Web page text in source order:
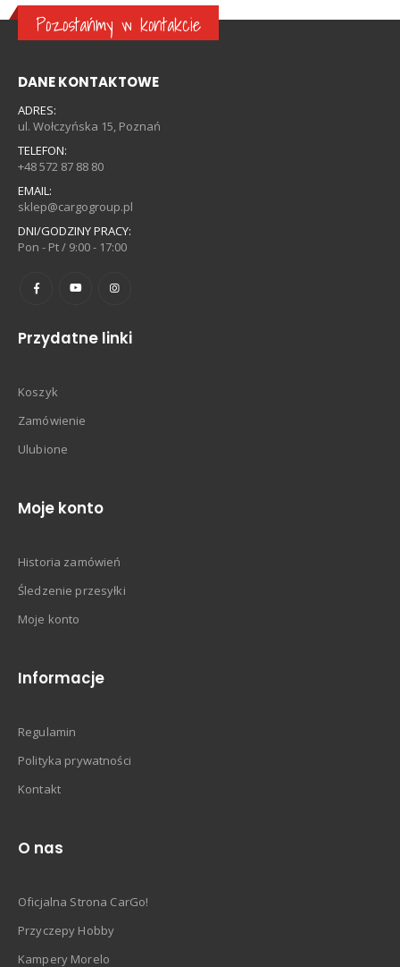
Pozostańmy w kontakcie
DANE KONTAKTOWE
ADRES:
ul. Wołczyńska 15, Poznań
TELEFON:
+48 572 87 88 80
EMAIL:
sklep@cargogroup.pl
DNI/GODZINY PRACY:
Pon - Pt / 9:00 - 17:00
Przydatne linki
Koszyk
Zamówienie
Ulubione
Moje konto
Historia zamówień
Śledzenie przesyłki
Moje konto
Informacje
Regulamin
Polityka prywatności
Kontakt
O nas
Oficjalna Strona CarGo!
Przyczepy Hobby
Kampery Morelo